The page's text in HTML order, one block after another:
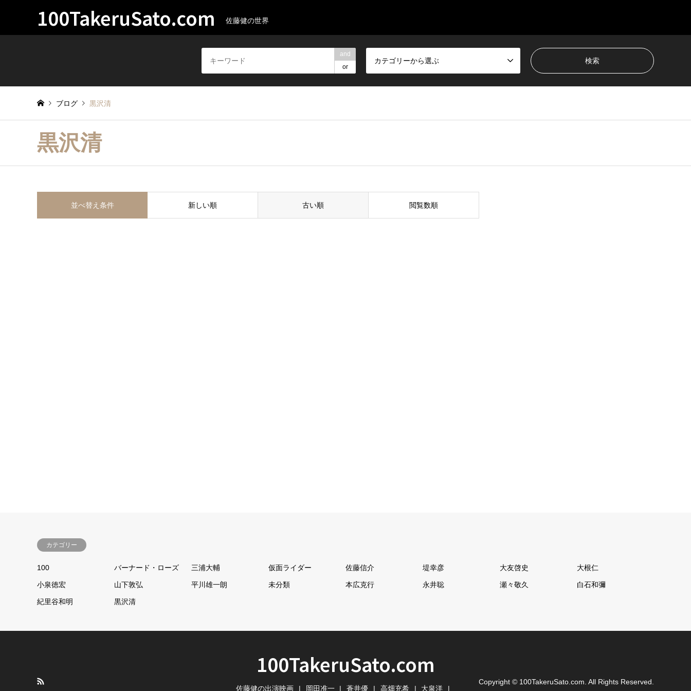
100TakeruSato.com 佐藤健の世界
and
or
カテゴリーから選ぶ
ブログ 黒沢清
黒沢清
並べ替え条件 新しい順 古い順 閲覧数順
カテゴリー
100 バーナード・ローズ 三浦大輔 仮面ライダー 佐藤信介 堤幸彦 大友啓史 大根仁
小泉徳宏 山下敦弘 平川雄一朗 未分類 本広克行 永井聡 瀬々敬久 白石和彌
紀里谷和明 黒沢清
100TakeruSato.com
佐藤健の出演映画 岡田准一 蒼井優 高畑充希 大泉洋
Copyright © 100TakeruSato.com . All Rights Reserved.